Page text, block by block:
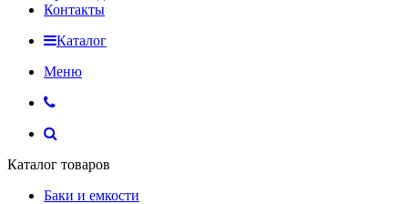
Контакты
Каталог
Меню
Каталог товаров
Баки и емкости